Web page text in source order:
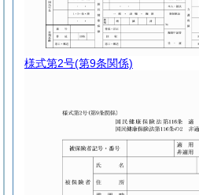
様式第2号(第9条関係)